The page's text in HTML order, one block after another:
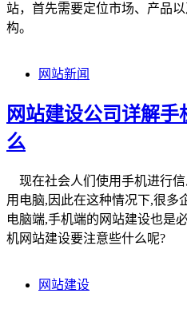
站，首先需要定位市场、产品
构。
网站新闻
网站建设公司详解
么
现在社会人们使用手机进行
用电脑,因此在这种情况下,很多
电脑端,手机端的网站建设也是
机网站建设要注意些什么呢?
网站建设